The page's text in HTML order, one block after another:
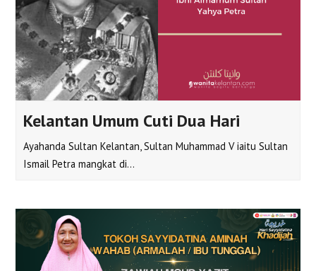
Kelantan Umum Cuti Dua Hari
Ayahanda Sultan Kelantan, Sultan Muhammad V iaitu Sultan
Ismail Petra mangkat di…